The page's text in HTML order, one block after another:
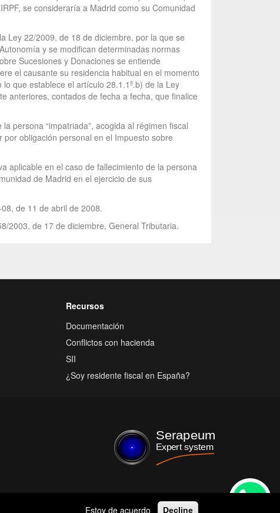
se consideraría a Madrid como su Comunidad
Ley 22/2009, de 18 de diciembre, por la que se
y se modifican determinadas normas
Sucesiones y Donaciones se entiende
el causante su residencia habitual en el momento
que establece el artículo 28.1.1º.b) de la Ley
anteriores, contados de fecha a fecha, que finalice
persona “impatriada”, acogida al régimen fiscal
obligación personal en el Impuesto sobre
aplicable en el caso de fallecimiento de la persona
de Madrid en el ejercicio de sus
de 11 de abril de 2008.
2003, de 17 de diciembre, General Tributaria.
Recursos
Documentación
Conflictos con hacienda
SII
¿Soy residente fiscal en España?
Estoy de acuerdo Decline